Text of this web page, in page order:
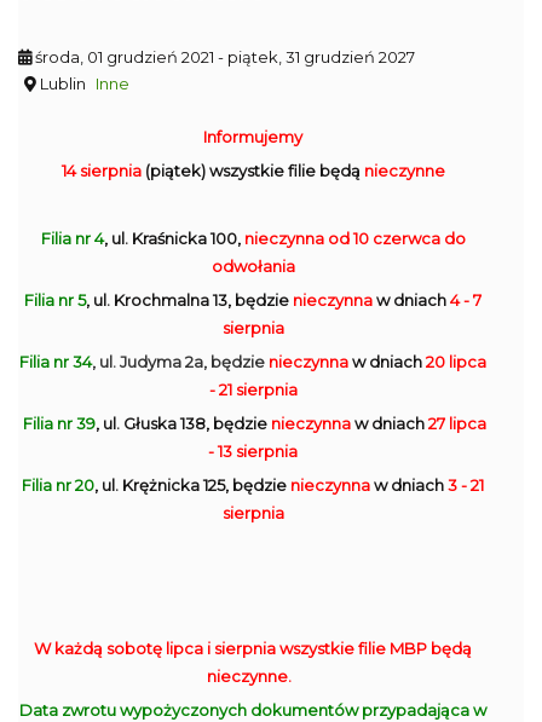
środa, 01 grudzień 2021 - piątek, 31 grudzień 2027
Lublin
Inne
Informujemy
14 sierpnia(piątek) wszystkie filie będą nieczynne
Filia nr 4, ul. Kraśnicka 100, nieczynna od 10 czerwca do
odwołania
Filia nr 5, ul. Krochmalna 13, będzie nieczynnaw dniach4 - 7
sierpnia
Filia nr 34, ul. Judyma 2a, będzie nieczynnaw dniach20 lipca
- 21 sierpnia
Filia nr 39, ul. Głuska 138, będzie nieczynnaw dniach27 lipca
- 13 sierpnia
Filia nr 20, ul. Krężnicka 125, będzie nieczynnaw dniach3 - 21
sierpnia
W każdą sobotę lipca i sierpnia wszystkie filie MBP będą
nieczynne.
Data zwrotu wypożyczonych dokumentów przypadająca w